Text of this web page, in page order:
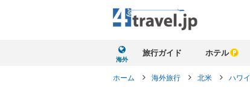
海外
旅行ガイド ホテル
ホーム 海外旅行 北米 ハワイ